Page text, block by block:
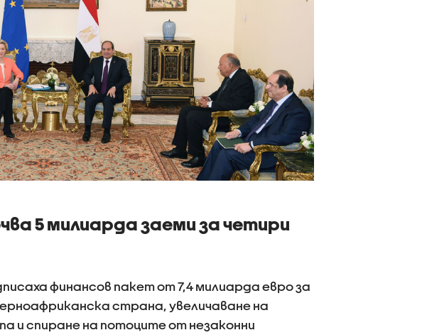
5 милиарда заеми за четири
финансов пакет от 7,4 милиарда евро за
страна, увеличаване на
и спиране на потоците от незаконни